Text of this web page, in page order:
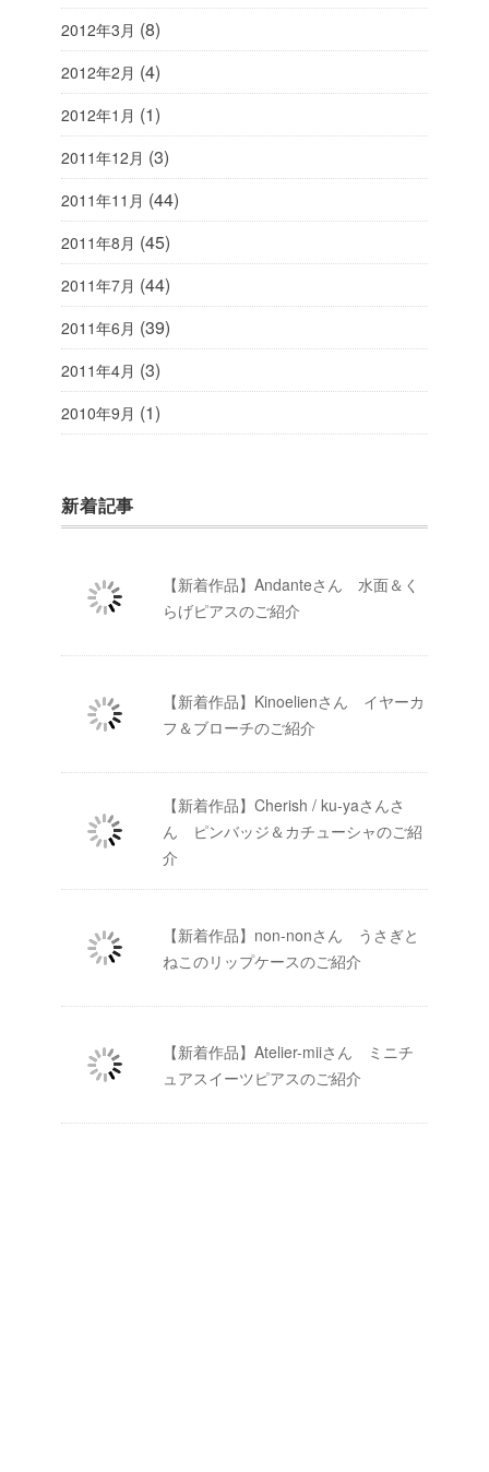
2012年3月 (8)
2012年2月 (4)
2012年1月 (1)
2011年12月 (3)
2011年11月 (44)
2011年8月 (45)
2011年7月 (44)
2011年6月 (39)
2011年4月 (3)
2010年9月 (1)
新着記事
【新着作品】Andanteさん 水面＆く
らげピアスのご紹介
【新着作品】Kinoelienさん イヤーカ
フ＆ブローチのご紹介
【新着作品】Cherish / ku-yaさんさ
ん ピンバッジ＆カチューシャのご紹
介
【新着作品】non-nonさん うさぎと
ねこのリップケースのご紹介
【新着作品】Atelier-miiさん ミニチ
ュアスイーツピアスのご紹介